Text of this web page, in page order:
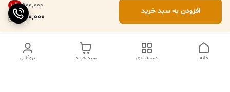
۵۰۰٬۰۰۰ 10%
450,000
افزودن به سبد خرید
پروفایل سبد خرید دسته‌بندی خانه